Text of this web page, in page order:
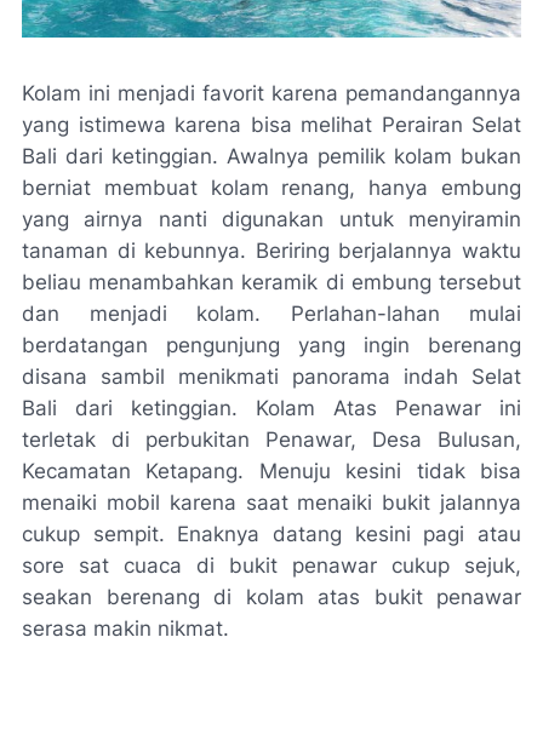
Kolam ini menjadi favorit karena pemandangannya
yang istimewa karena bisa melihat Perairan Selat
Bali dari ketinggian. Awalnya pemilik kolam bukan
berniat membuat kolam renang, hanya embung
yang airnya nanti digunakan untuk menyiramin
tanaman di kebunnya. Beriring berjalannya waktu
beliau menambahkan keramik di embung tersebut
dan menjadi kolam. Perlahan-lahan mulai
berdatangan pengunjung yang ingin berenang
disana sambil menikmati panorama indah Selat
Bali dari ketinggian. Kolam Atas Penawar ini
terletak di perbukitan Penawar, Desa Bulusan,
Kecamatan Ketapang. Menuju kesini tidak bisa
menaiki mobil karena saat menaiki bukit jalannya
cukup sempit. Enaknya datang kesini pagi atau
sore sat cuaca di bukit penawar cukup sejuk,
seakan berenang di kolam atas bukit penawar
serasa makin nikmat.